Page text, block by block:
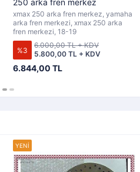
250 arka fren merkez
xmax 250 arka fren merkez, yamaha
arka fren merkezi, xmax 250 arka
fren merkezi, 18-19
%3
6.844,00 TL
5.800,00 TL + KDV
6.000,00 TL + KDV